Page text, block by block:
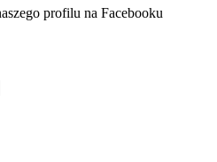
w nowej karcieprofilu na Facebooku